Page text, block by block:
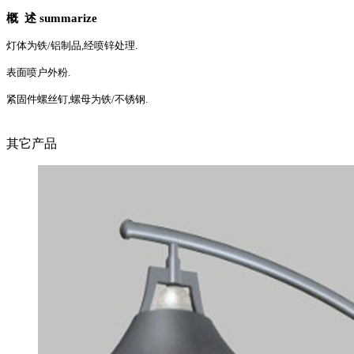
概 述 summarize
灯体为铁/铝制品,经喷锌处理.
表面喷户外粉.
紧固件螺丝钉,螺母为铁/不锈钢.
其它产品